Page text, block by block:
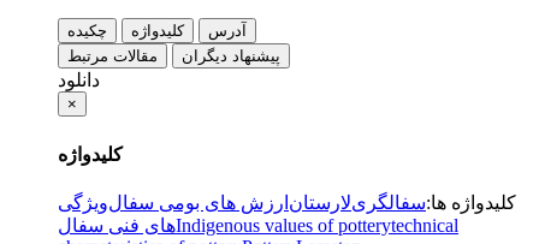
چکیده کلیدواژه
آدرس
مقالات مرتبط
پیشنهاد دیگران
دانلود
×
کلیدواژه
کلیدواژه ها:سفالگریلارستان ارزش های بومی سفالویژگی
های فنی سفالIndigenous values of potterytechnical